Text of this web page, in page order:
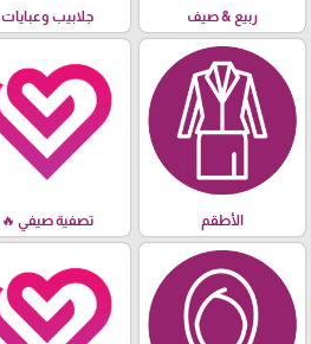
ربيع & صيف جلابيب وعبايات
الأطقم تصفية صيفي 🔥